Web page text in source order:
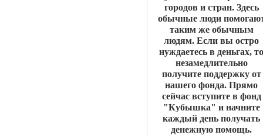
городов и стран. Здесь
обычные люди
таким же обычным
людям. Если вы остро
нуждаетесь в деньгах,
незамедлительно
получите поддержку от
нашего фонда. Прямо
сейчас вступите в фонд
"Кубышка" и начните
каждый день получать
денежную помощь.